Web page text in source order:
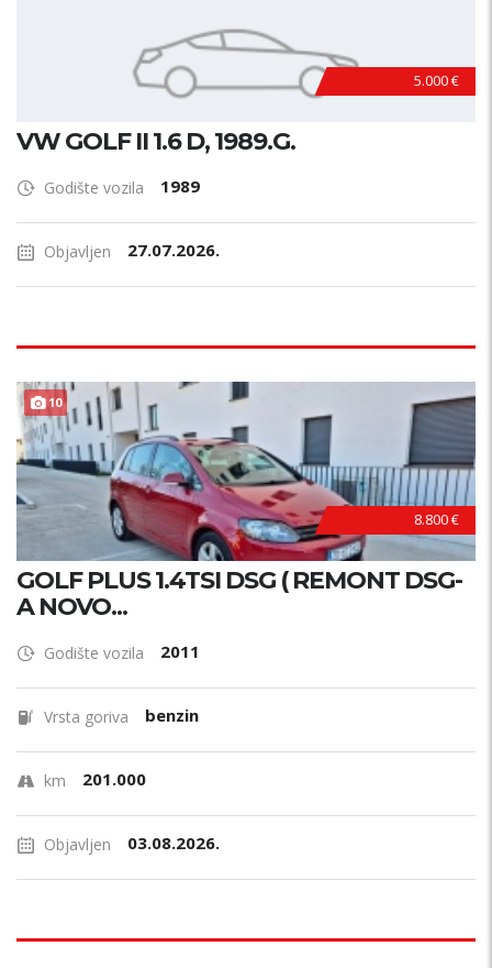
5.000 €
VW GOLF II 1.6 D, 1989.G.
Godište vozila 1989
Objavljen 27.07.2026.
10
8.800 €
GOLF PLUS 1.4TSI DSG ( REMONT DSG-
A NOVO...
Godište vozila 2011
Vrsta goriva benzin
km 201.000
Objavljen 03.08.2026.